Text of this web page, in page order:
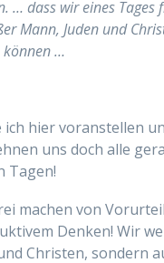
… dass wir eines Tages
Mann, Juden und
können …
hier voranstellen
uns doch alle
Tagen!
machen von
Denken! Wir
Christen, sondern